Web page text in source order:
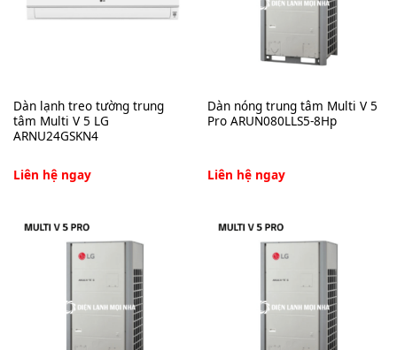
Dàn lạnh treo tường trung
tâm Multi V 5 LG
ARNU24GSKN4
Liên hệ ngay
Dàn nóng trung tâm Multi V 5
Pro ARUN080LLS5-8Hp
Liên hệ ngay